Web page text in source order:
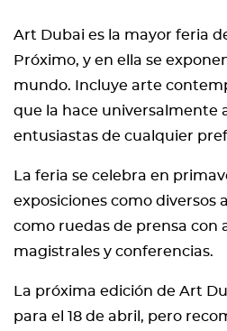
Art Dubai es la mayor feria
Próximo, y en ella se
mundo. Incluye arte
que la hace universalmente
entusiastas de cualquier
La feria se celebra en
exposiciones como diversos
como ruedas de prensa con
magistrales y conferencias.
La próxima edición de Art
para el 18 de abril, pero